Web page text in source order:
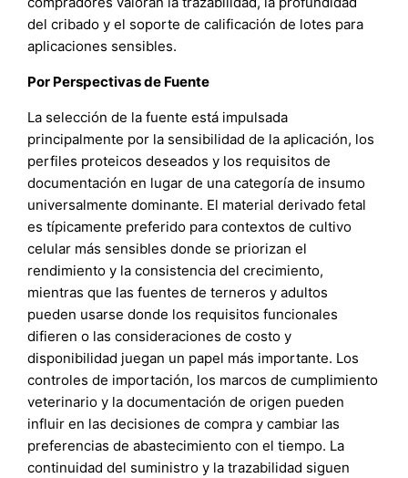
del cribado y el soporte de calificación de lotes para
aplicaciones sensibles.
Por Perspectivas de Fuente
La selección de la fuente está impulsada
principalmente por la sensibilidad de la aplicación, los
perfiles proteicos deseados y los requisitos de
documentación en lugar de una categoría de insumo
universalmente dominante. El material derivado fetal
es típicamente preferido para contextos de cultivo
celular más sensibles donde se priorizan el
rendimiento y la consistencia del crecimiento,
mientras que las fuentes de terneros y adultos
pueden usarse donde los requisitos funcionales
difieren o las consideraciones de costo y
disponibilidad juegan un papel más importante. Los
controles de importación, los marcos de cumplimiento
veterinario y la documentación de origen pueden
influir en las decisiones de compra y cambiar las
preferencias de abastecimiento con el tiempo. La
continuidad del suministro y la trazabilidad siguen